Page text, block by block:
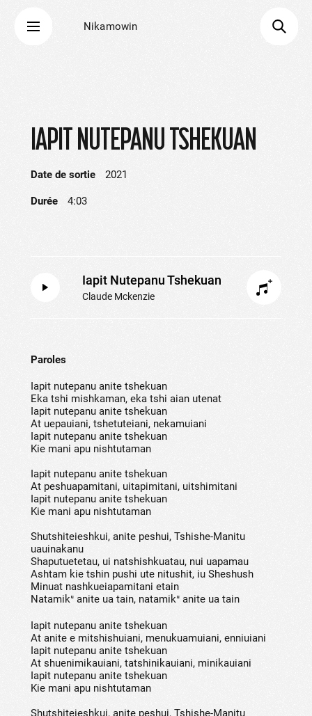
Nikamowin
IAPIT NUTEPANU TSHEKUAN
Date de sortie 2021
Durée 4:03
Iapit Nutepanu Tshekuan
Claude Mckenzie
Paroles
Iapit nutepanu anite tshekuan
Eka tshi mishkaman, eka tshi aian utenat
Iapit nutepanu anite tshekuan
At uepauiani, tshetuteiani, nekamuiani
Iapit nutepanu anite tshekuan
Kie mani apu nishtutaman
Iapit nutepanu anite tshekuan
At peshuapamitani, uitapimitani, uitshimitani
Iapit nutepanu anite tshekuan
Kie mani apu nishtutaman
Shutshiteieshkui, anite peshui, Tshishe-Manitu
uauinakanu
Shaputuetetau, ui natshishkuatau, nui uapamau
Ashtam kie tshin pushi ute nitushit, iu Sheshush
Minuat nashkueiapamitani etain
Natamikᵘ anite ua tain, natamikᵘ anite ua tain
Iapit nutepanu anite tshekuan
At anite e mitshishuiani, menukuamuiani, enniuiani
Iapit nutepanu anite tshekuan
At shuenimikauiani, tatshinikauiani, minikauiani
Iapit nutepanu anite tshekuan
Kie mani apu nishtutaman
Shutshiteieshkui, anite peshui, Tshishe-Manitu